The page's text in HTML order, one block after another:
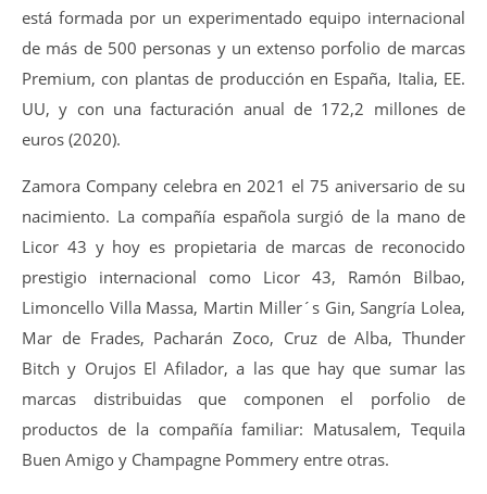
está formada por un experimentado equipo internacional
de más de 500 personas y un extenso porfolio de marcas
Premium, con plantas de producción en España, Italia, EE.
UU, y con una facturación anual de 172,2 millones de
euros (2020).
Zamora Company celebra en 2021 el 75 aniversario de su
nacimiento. La compañía española surgió de la mano de
Licor 43 y hoy es propietaria de marcas de reconocido
prestigio internacional como Licor 43, Ramón Bilbao,
Limoncello Villa Massa, Martin Miller´s Gin, Sangría Lolea,
Mar de Frades, Pacharán Zoco, Cruz de Alba, Thunder
Bitch y Orujos El Afilador, a las que hay que sumar las
marcas distribuidas que componen el porfolio de
productos de la compañía familiar: Matusalem, Tequila
Buen Amigo y Champagne Pommery entre otras.